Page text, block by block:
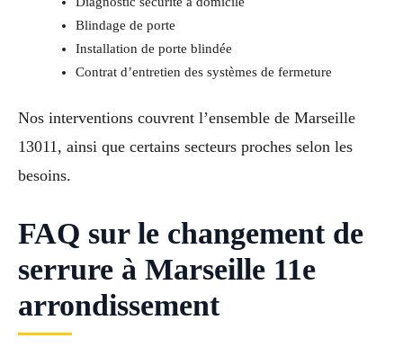
Blindage de porte
Installation de porte blindée
Contrat d’entretien des systèmes de fermeture
Nos interventions couvrent l’ensemble de Marseille
13011, ainsi que certains secteurs proches selon les
besoins.
FAQ sur le changement de
serrure à Marseille 11e
arrondissement